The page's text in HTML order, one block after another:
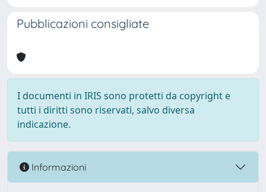
Pubblicazioni consigliate
I documenti in IRIS sono protetti da copyright e
tutti i diritti sono riservati, salvo diversa
indicazione.
Informazioni